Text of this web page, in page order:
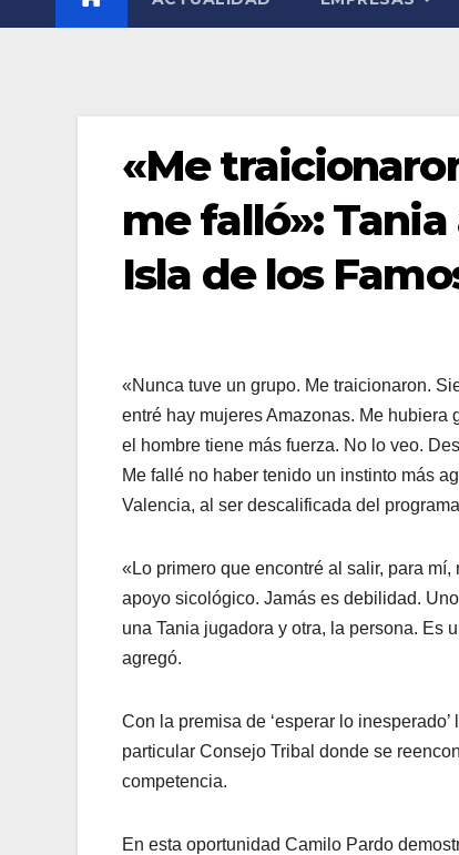
«Me
me falló»:
Isla de los
«Nunca tuve un grupo. Me traicionaron.
entré hay mujeres Amazonas. Me hubiera
el hombre tiene más fuerza. No lo veo.
Me fallé no haber tenido un instinto más
Valencia, al ser descalificada del
«Lo primero que encontré al salir, para
apoyo sicológico. Jamás es debilidad.
una Tania jugadora y otra, la persona. Es
agregó.
Con la premisa de ‘esperar lo
particular Consejo Tribal donde se
competencia.
En esta oportunidad Camilo Pardo